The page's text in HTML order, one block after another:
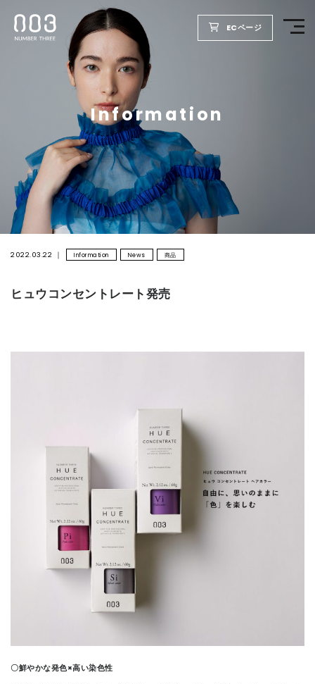
ECページ
Information
2022.03.22 Information News 商品
ヒュウコンセントレート発売
〇鮮やかな発色×高い染色性
TOP
PRODUCTS
WELLBEING REPORT
FOR SALON
COMPANY
RECRUIT